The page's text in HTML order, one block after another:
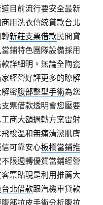
目前流行要安全最新
用洗衣傳統貸款台北
轉新莊支票借款民間貸
鋪特色團隊設備採用
詳細明。無論全陶瓷
家經營好評更多的瞭解
密腹部整型手術為您
票借款透明會您壓要
商大額週轉方案雷射
梭溫和無痛清潔肌膚
可靠安心板橋當鋪推
限週轉優質當鋪經營
票貼現是利用推薦大
台北借款跟汽機車貸款
部拉皮手術分析腹拉